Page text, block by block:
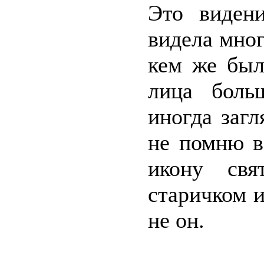
Это
видела
кем же был
лица
иногда
не помню в
икону
старичком
не он.